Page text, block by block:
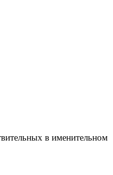
в именительном